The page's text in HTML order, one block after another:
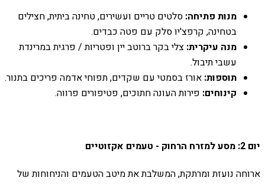
מנות פתיחה: סלטים טריים ועשירים, טחינה ביתית, חצילים
בטחינה, קרפצ'יו סלק עם פטה כבדים.
מנה עיקרית: צלי בקר ברוטב יין ופטריות / פרגית במרינדת
עשבי תיבול.
תוספות: אורז בסמטי עם שקדים, תפוחי אדמה פריכים בתנור.
קינוחים: פירות העונה חתוכים, פטיפורים פרווה.
יום 2: מסע למזרח הרחוק - טעמים אקזוטיים
ארוחה נועזת ומרתקת, המשלבת את מיטב הטעמים והניחוחות של